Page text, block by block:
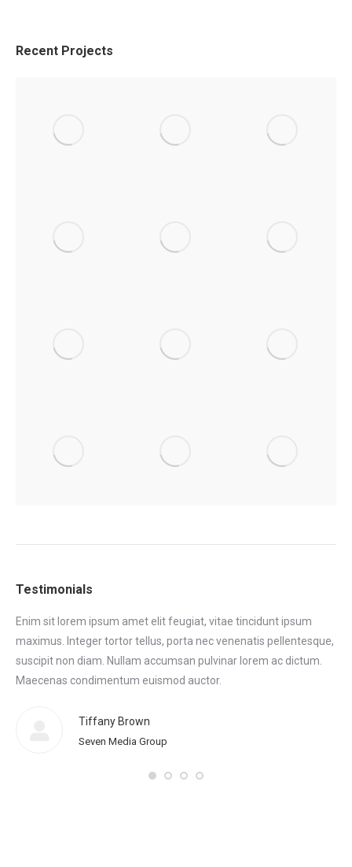
Recent Projects
Testimonials
Enim sit lorem ipsum amet elit feugiat, vitae tincidunt ipsum
maximus. Integer tortor tellus, porta nec venenatis pellentesque,
suscipit non diam. Nullam accumsan pulvinar lorem ac dictum.
Maecenas condimentum euismod auctor.
Tiffany Brown
Seven Media Group